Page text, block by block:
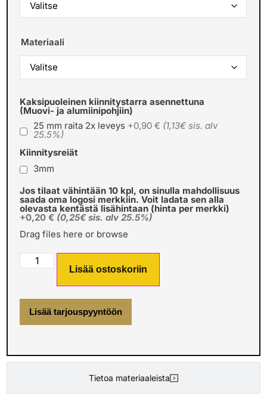
Tietoa materiaaleista
Materiaali
Kaksipuoleinen kiinnitystarra asennettuna
(Muovi- ja alumiinipohjiin)
25 mm raita 2x leveys +0,90 € (1,13€ sis. alv
25.5%)
Kiinnitysreiät
3mm
Jos tilaat vähintään 10 kpl, on sinulla mahdollisuus
saada oma logosi merkkiin. Voit ladata sen alla
olevasta kentästä lisähintaan (hinta per merkki)
+0,20 € (0,25€ sis. alv 25.5%)
Drag files here or browse
Lisää ostoskoriin
Lisää tarjouspyyntöön